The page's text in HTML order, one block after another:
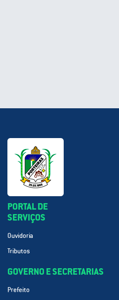
PORTAL DE
SERVIÇOS
Ouvidoria
Tributos
GOVERNO E SECRETARIAS
Prefeito